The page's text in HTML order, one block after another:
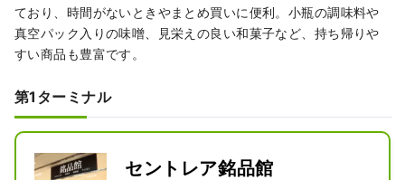
ており、時間がないときやまとめ買いに便利。小瓶の調味料や
真空パック入りの味噌、見栄えの良い和菓子など、持ち帰りや
すい商品も豊富です。
第1ターミナル
セントレア銘品館